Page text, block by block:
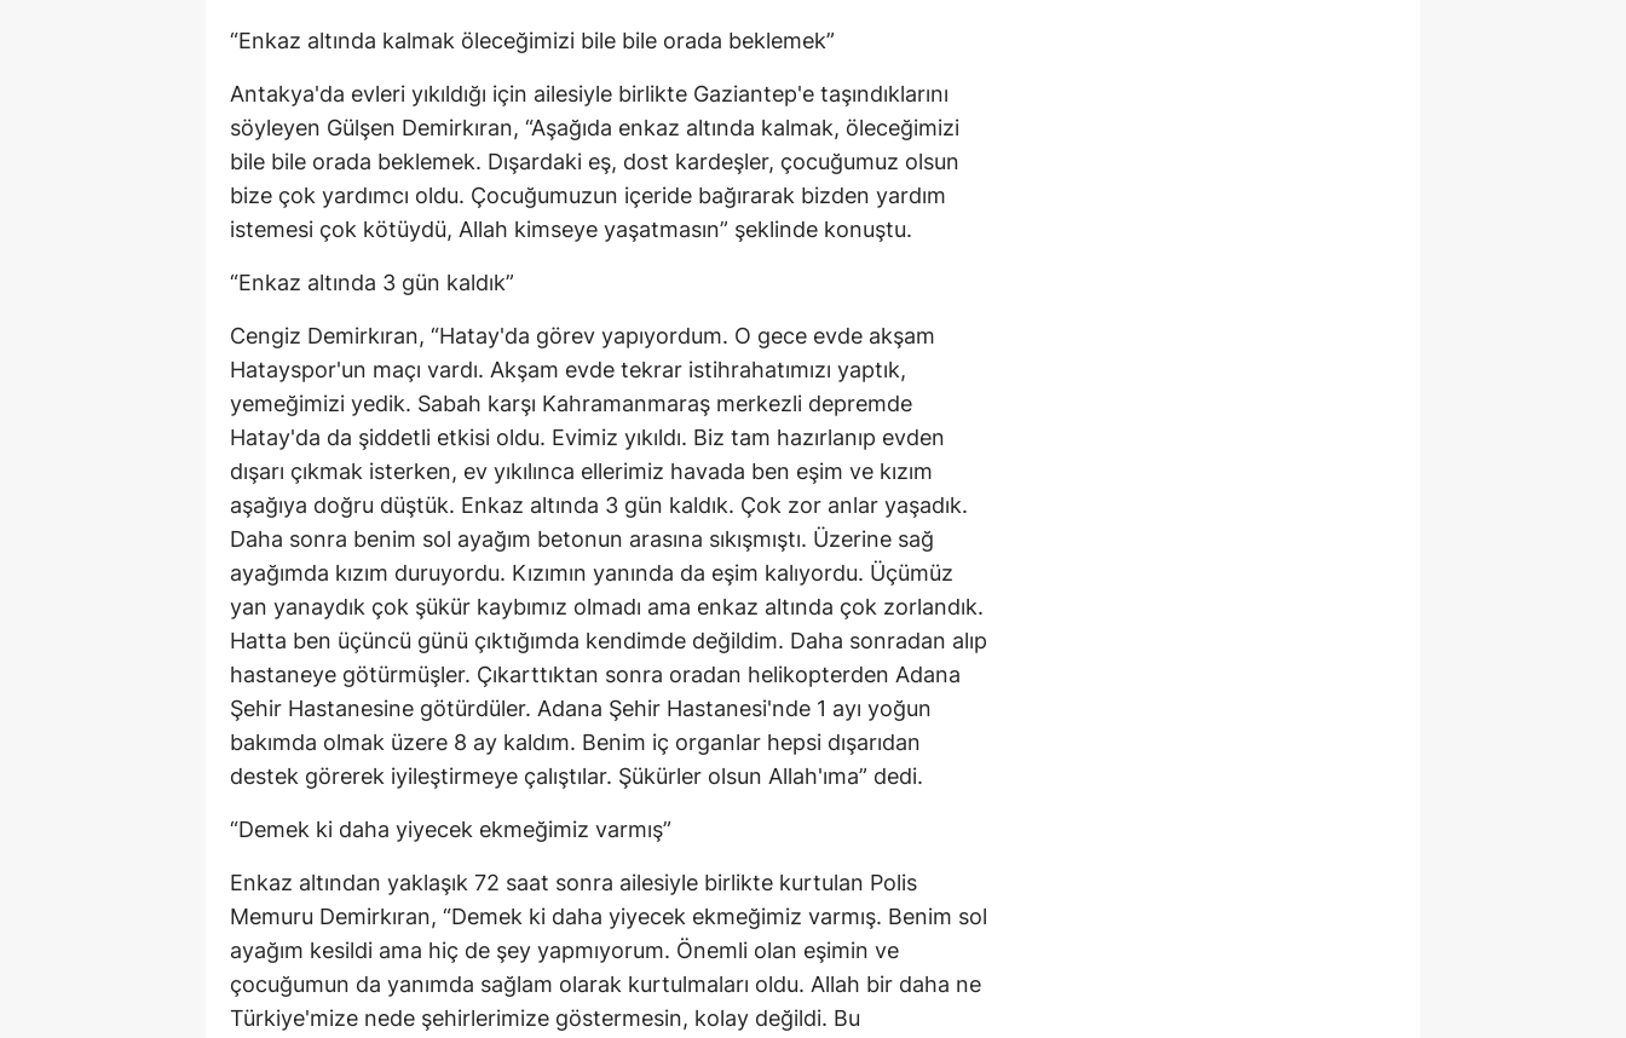
“Enkaz altında kalmak öleceğimizi bile bile orada beklemek”
Antakya'da evleri yıkıldığı için ailesiyle birlikte Gaziantep'e taşındıklarını
söyleyen Gülşen Demirkıran, “Aşağıda enkaz altında kalmak, öleceğimizi
bile bile orada beklemek. Dışardaki eş, dost kardeşler, çocuğumuz olsun
bize çok yardımcı oldu. Çocuğumuzun içeride bağırarak bizden yardım
istemesi çok kötüydü, Allah kimseye yaşatmasın” şeklinde konuştu.
“Enkaz altında 3 gün kaldık”
Cengiz Demirkıran, “Hatay'da görev yapıyordum. O gece evde akşam
Hatayspor'un maçı vardı. Akşam evde tekrar istihrahatımızı yaptık,
yemeğimizi yedik. Sabah karşı Kahramanmaraş merkezli depremde
Hatay'da da şiddetli etkisi oldu. Evimiz yıkıldı. Biz tam hazırlanıp evden
dışarı çıkmak isterken, ev yıkılınca ellerimiz havada ben eşim ve kızım
aşağıya doğru düştük. Enkaz altında 3 gün kaldık. Çok zor anlar yaşadık.
Daha sonra benim sol ayağım betonun arasına sıkışmıştı. Üzerine sağ
ayağımda kızım duruyordu. Kızımın yanında da eşim kalıyordu. Üçümüz
yan yanaydık çok şükür kaybımız olmadı ama enkaz altında çok zorlandık.
Hatta ben üçüncü günü çıktığımda kendimde değildim. Daha sonradan alıp
hastaneye götürmüşler. Çıkarttıktan sonra oradan helikopterden Adana
Şehir Hastanesine götürdüler. Adana Şehir Hastanesi'nde 1 ayı yoğun
bakımda olmak üzere 8 ay kaldım. Benim iç organlar hepsi dışarıdan
destek görerek iyileştirmeye çalıştılar. Şükürler olsun Allah'ıma” dedi.
“Demek ki daha yiyecek ekmeğimiz varmış”
Enkaz altından yaklaşık 72 saat sonra ailesiyle birlikte kurtulan Polis
Memuru Demirkıran, “Demek ki daha yiyecek ekmeğimiz varmış. Benim sol
ayağım kesildi ama hiç de şey yapmıyorum. Önemli olan eşimin ve
çocuğumun da yanımda sağlam olarak kurtulmaları oldu. Allah bir daha ne
Türkiye'mize nede şehirlerimize göstermesin, kolay değildi. Bu